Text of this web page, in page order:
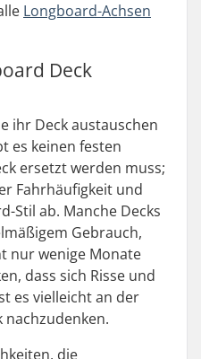
Longboard-Achsen
Deck
ihr Deck austauschen
es keinen festen
ersetzt werden muss;
Fahrhäufigkeit und
Stil ab. Manche Decks
Gebrauch,
nur wenige Monate
dass sich Risse und
es vielleicht an der
nachzudenken.
die